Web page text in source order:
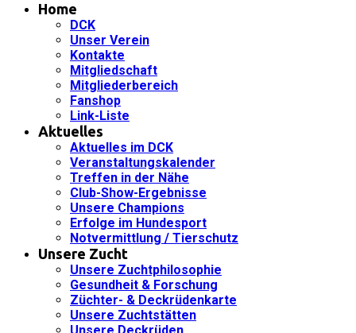
Home
DCK
Unser Verein
Kontakte
Mitgliedschaft
Mitgliederbereich
Fanshop
Link-Liste
Aktuelles
Aktuelles im DCK
Veranstaltungskalender
Treffen in der Nähe
Club-Show-Ergebnisse
Unsere Champions
Erfolge im Hundesport
Notvermittlung / Tierschutz
Unsere Zucht
Unsere Zuchtphilosophie
Gesundheit & Forschung
Züchter- & Deckrüdenkarte
Unsere Zuchtstätten